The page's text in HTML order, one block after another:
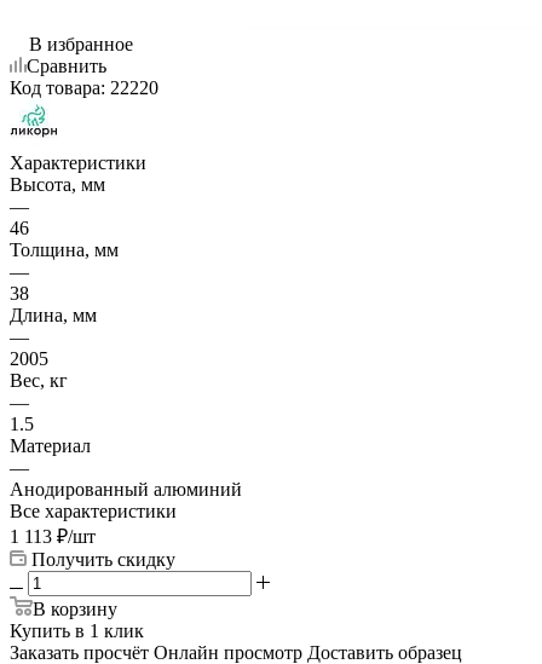
В избранное
Сравнить
Код товара: 22220
Характеристики
Высота, мм
—
46
Толщина, мм
—
38
Длина, мм
—
2005
Вес, кг
—
1.5
Материал
—
Анодированный алюминий
Все характеристики
1 113 ₽/шт
Получить скидку
В корзину
Купить в 1 клик
Заказать просчёт Онлайн просмотр Доставить образец